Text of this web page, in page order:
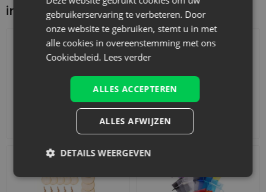
interesseren
Adventskalenders Katoenen zakjes
gebruikerservaring te verbeteren. Door
onze website te gebruiken, stemt u in met
alle cookies in overeenstemming met ons
Cookiebeleid. Lees verder
ALLES ACCEPTEREN
ALLES AFWIJZEN
DETAILS WEERGEVEN